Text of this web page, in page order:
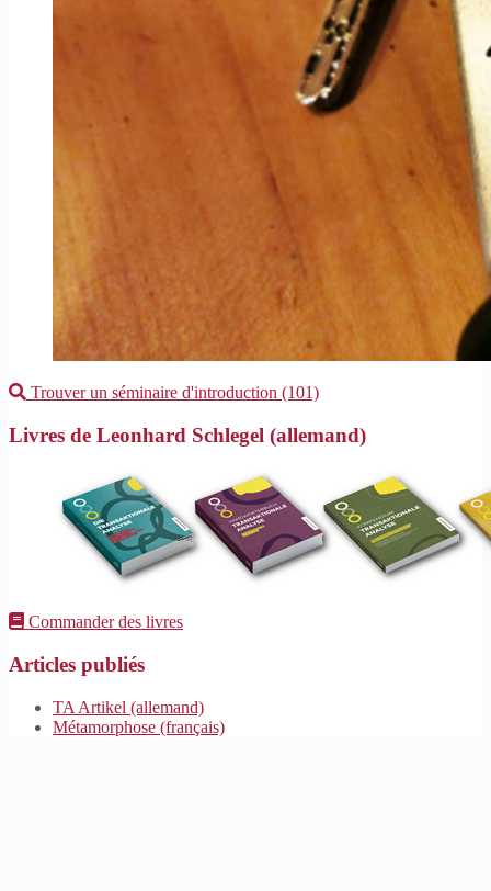
Trouver un séminaire d'introduction (101)
Livres de Leonhard Schlegel (allemand)
Commander des livres
Articles publiés
TA Artikel (allemand)
Métamorphose (français)